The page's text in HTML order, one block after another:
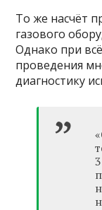
То же насчёт
газового
Однако при
проведения
диагностику